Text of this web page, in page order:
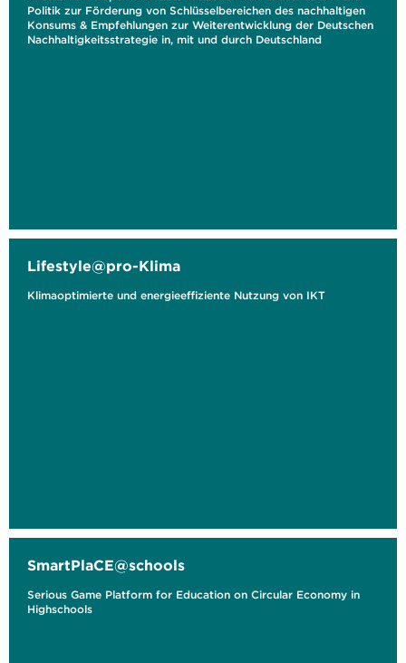
Politik zur Förderung von Schlüsselbereichen des nachhaltigen
Konsums & Empfehlungen zur Weiterentwicklung der Deutschen
Nachhaltigkeitsstrategie in, mit und durch Deutschland
Lifestyle@pro-Klima
Klimaoptimierte und energieeffiziente Nutzung von IKT
SmartPlaCE@schools
Serious Game Platform for Education on Circular Economy in
Highschools